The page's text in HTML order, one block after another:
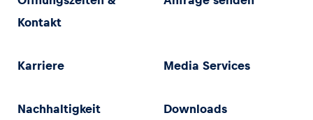
Kontakt
Karriere Media Services
Nachhaltigkeit Downloads